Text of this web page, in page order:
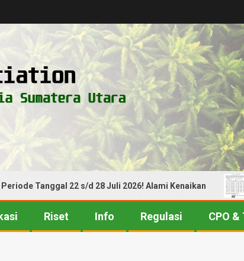
Tanggal 22 s/d 28 Juli 2026! Alami Kenaikan
Riset Info Regulasi CPO &